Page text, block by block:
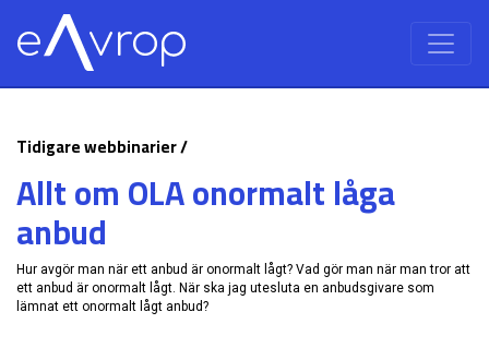
Tidigare webbinarier /
Allt om OLA onormalt låga
anbud
Hur avgör man när ett anbud är onormalt lågt? Vad gör man när man tror att
ett anbud är onormalt lågt. När ska jag utesluta en anbudsgivare som
lämnat ett onormalt lågt anbud?